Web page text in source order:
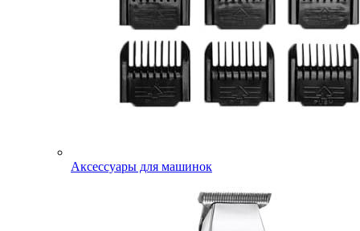
Аксессуары для машинок